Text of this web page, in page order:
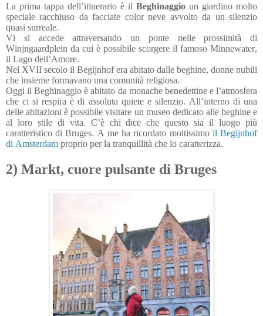
La prima tappa dell’itinerario è il Beghinaggio un giardino molto
speciale racchiuso da facciate color neve avvolto da un silenzio
quasi surreale.
Vi si accede attraversando un ponte nelle prossimità di
Winjngaardplein da cui è possibile scorgere il famoso Minnewater,
il Lago dell’Amore.
Nel XVII secolo il Begijnhof era abitato dalle beghine, donne nubili
che insieme formavano una comunità religiosa.
Oggi il Beghinaggio è abitato da monache benedettine e l’atmosfera
che ci si respira è di assoluta quiete e silenzio. All’interno di una
delle abitazioni è possibile visitare un museo dedicato alle beghine e
al loro stile di vita. C’è chi dice che questo sia il luogo più
caratteristico di Bruges. A me ha ricordato moltissimo il Begijnhof
di Amsterdam proprio per la tranquillità che lo caratterizza.
2) Markt, cuore pulsante di Bruges